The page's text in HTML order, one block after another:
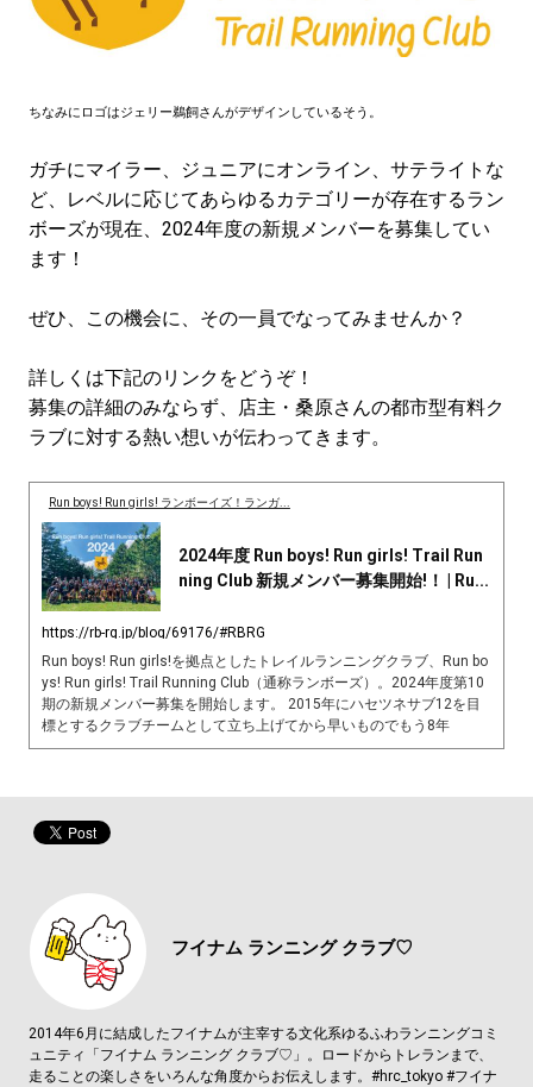
ちなみにロゴはジェリー鵜飼さんがデザインしているそう。
ガチにマイラー、ジュニアにオンライン、サテライトな
ど、レベルに応じてあらゆるカテゴリーが存在するラン
ボーズが現在、2024年度の新規メンバーを募集してい
ます！
ぜひ、この機会に、その一員でなってみませんか？
詳しくは下記のリンクをどうぞ！
募集の詳細のみならず、店主・桑原さんの都市型有料ク
ラブに対する熱い想いが伝わってきます。
Run boys! Run girls! ランボーイズ！ランガ...
2024年度 Run boys! Run girls! Trail Run
ning Club 新規メンバー募集開始!！ | Ru...
https://rb-rg.jp/blog/69176/#RBRG
Run boys! Run girls!を拠点としたトレイルランニングクラブ、Run bo
ys! Run girls! Trail Running Club（通称ランボーズ）。2024年度第10
期の新規メンバー募集を開始します。 2015年にハセツネサブ12を目
標とするクラブチームとして立ち上げてから早いものでもう8年
フイナム ランニング クラブ♡
2014年6月に結成したフイナムが主宰する文化系ゆるふわランニングコミ
ュニティ「フイナム ランニング クラブ♡」。ロードからトレランまで、
走ることの楽しさをいろんな角度からお伝えします。#hrc_tokyo #フイナ